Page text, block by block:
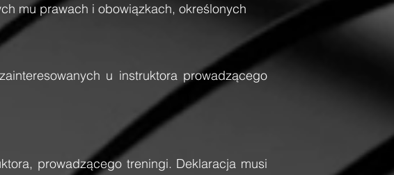
mu prawach i obowiązkach, określonych
u instruktora prowadzącego
prowadzącego treningi. Deklaracja musi